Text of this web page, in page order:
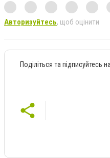
Авторизуйтесь, щоб оцінити
Поділіться та підписуйтесь